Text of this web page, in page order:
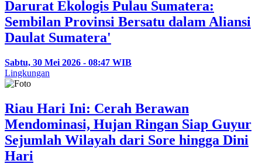
Darurat Ekologis Pulau Sumatera:
Sembilan Provinsi Bersatu dalam Aliansi
Daulat Sumatera'
Sabtu, 30 Mei 2026 - 08:47 WIB
Lingkungan
Riau Hari Ini: Cerah Berawan
Mendominasi, Hujan Ringan Siap Guyur
Sejumlah Wilayah dari Sore hingga Dini
Hari